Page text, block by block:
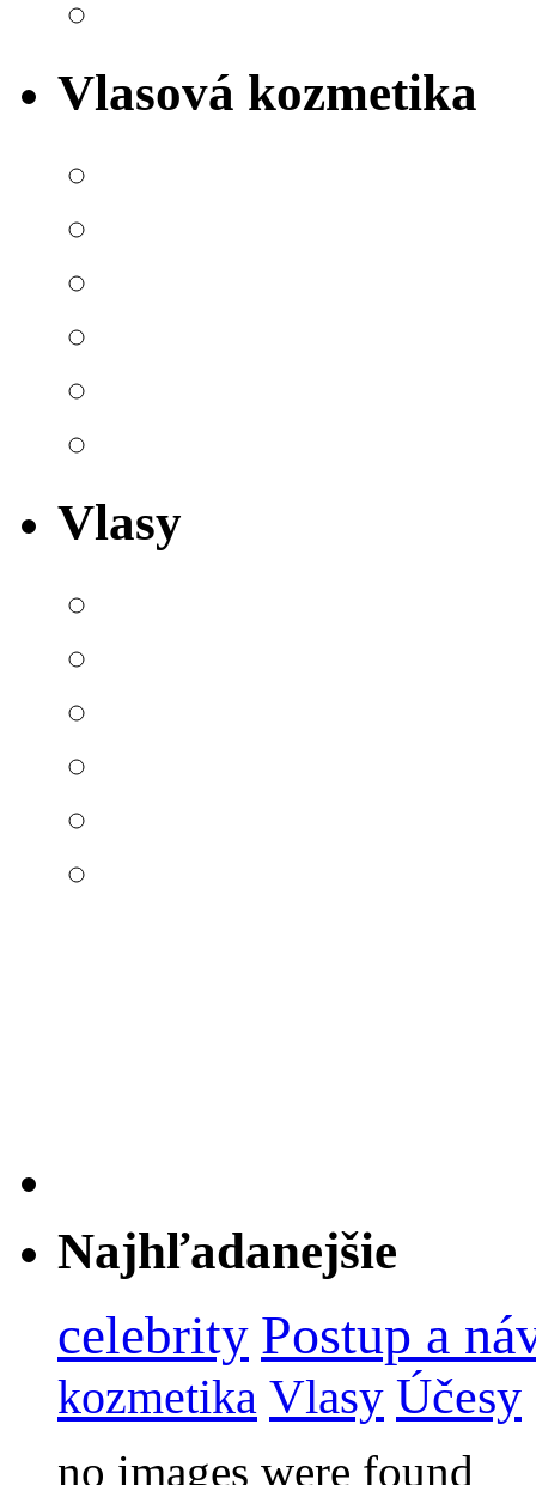
Vlasová kozmetika
Vlasy
Najhľadanejšie
celebrity Postup a
kozmetika Vlasy Účesy
no images were found